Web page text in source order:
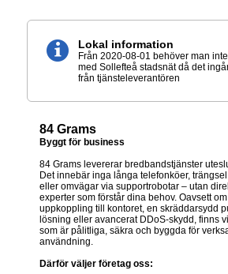
Lokal information
Från 2020-08-01 behöver man
med Sollefteå stadsnät då det
från tjänsteleverantören
84 Grams
Byggt för business
84 Grams levererar bredbandstjänster
Det innebär inga långa telefonköer,
eller omvägar via supportrobotar – utan
experter som förstår dina behov. Oavsett
uppkoppling till kontoret, en skräddarsydd
lösning eller avancerat DDoS-skydd, finns
som är pålitliga, säkra och byggda för
användning.
Därför väljer företag oss: